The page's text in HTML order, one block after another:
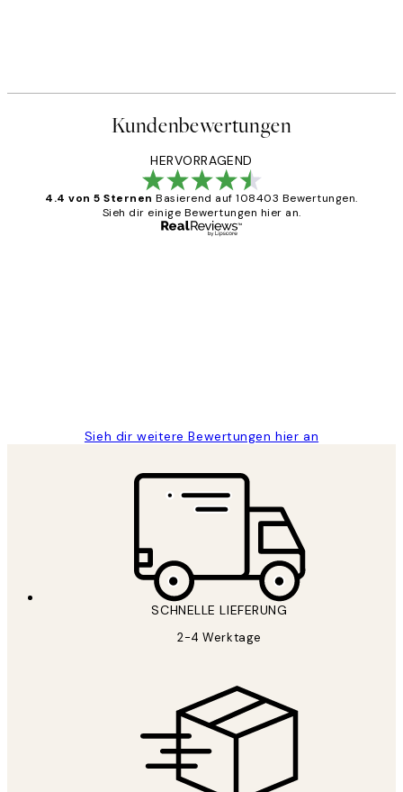
Kundenbewertungen
HERVORRAGEND
4.4 von 5 Sternen Basierend auf 108403 Bewertungen.
Sieh dir einige Bewertungen hier an.
Sieh dir weitere Bewertungen hier an
SCHNELLE LIEFERUNG
2-4 Werktage